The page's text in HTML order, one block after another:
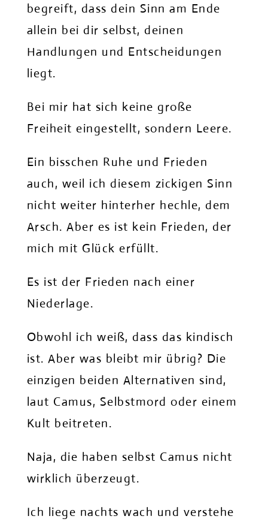
begreift, dass dein Sinn am Ende
allein bei dir selbst, deinen
Handlungen und Entscheidungen
liegt.
Bei mir hat sich keine große
Freiheit eingestellt, sondern Leere.
Ein bisschen Ruhe und Frieden
auch, weil ich diesem zickigen Sinn
nicht weiter hinterher hechle, dem
Arsch. Aber es ist kein Frieden, der
mich mit Glück erfüllt.
Es ist der Frieden nach einer
Niederlage.
Obwohl ich weiß, dass das kindisch
ist. Aber was bleibt mir übrig? Die
einzigen beiden Alternativen sind,
laut Camus, Selbstmord oder einem
Kult beitreten.
Naja, die haben selbst Camus nicht
wirklich überzeugt.
Ich liege nachts wach und verstehe